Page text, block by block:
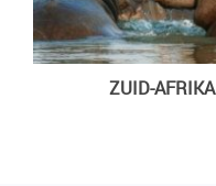
ZUID-AFRIKA